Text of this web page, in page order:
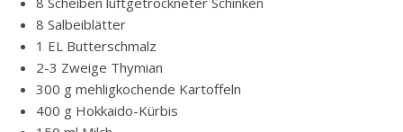
8 Salbeiblätter
1 EL Butterschmalz
2-3 Zweige Thymian
300 g mehligkochende Kartoffeln
400 g Hokkaido-Kürbis